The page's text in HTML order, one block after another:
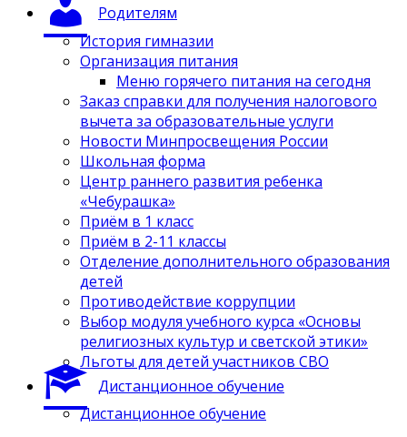
Родителям
История гимназии
Организация питания
Меню горячего питания на сегодня
Заказ справки для получения налогового
вычета за образовательные услуги
Новости Минпросвещения России
Школьная форма
Центр раннего развития ребенка
«Чебурашка»
Приём в 1 класс
Приём в 2-11 классы
Отделение дополнительного образования
детей
Противодействие коррупции
Выбор модуля учебного курса «Основы
религиозных культур и светской этики»
Льготы для детей участников СВО
Дистанционное обучение
Дистанционное обучение